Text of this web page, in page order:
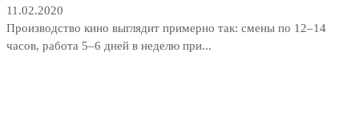
11.02.2020
Производство кино выглядит примерно так: смены по 12–14
часов, работа 5–6 дней в неделю при...